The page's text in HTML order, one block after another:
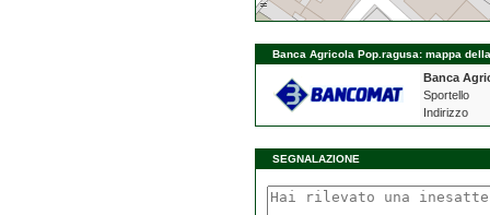
Banca Agricola Pop.ragusa: mappa
Banca
Sportello
Indirizzo
SEGNALAZIONE